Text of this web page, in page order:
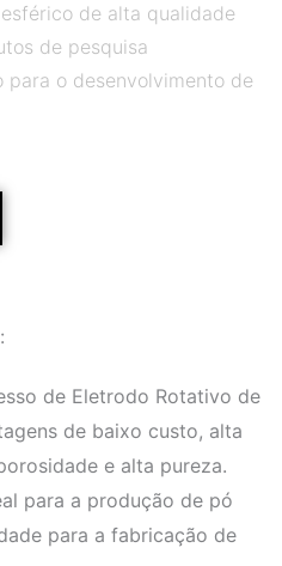
de alta qualidade
de pesquisa
para o desenvolvimento de
de Eletrodo Rotativo de
de baixo custo, alta
e alta pureza.
para a produção de pó
para a fabricação de